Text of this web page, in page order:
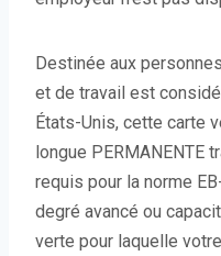
Destinée aux
et de travail est
États-Unis, cette carte
longue PERMANENTE
requis pour la norme
degré avancé ou
verte pour laquelle